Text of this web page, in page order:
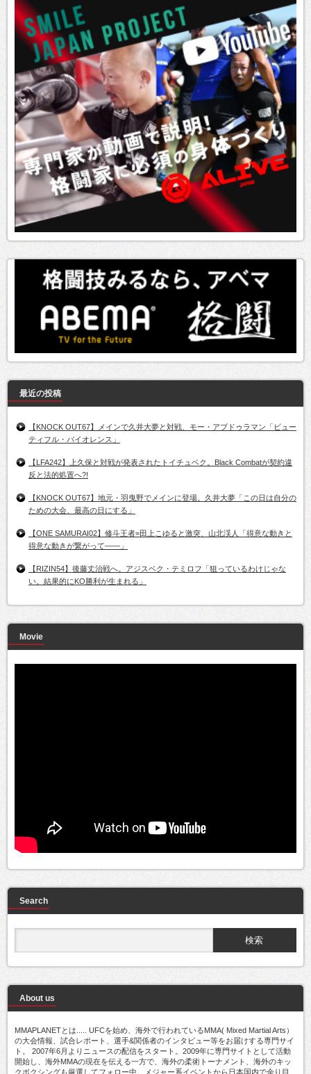
最近の投稿
【KNOCK OUT67】メインで久井大夢と対戦、モー・アブドゥラマン「ビュー
ティフル・バイオレンス」
【LFA242】上久保と対戦が発表されたトイチュベク。Black Combatが契約違
反と法的処置へ?!
【KNOCK OUT67】地元・羽曳野でメインに登場。久井大夢「この日は自分の
ための大会、最高の日にする」
【ONE SAMURAI02】修斗王者=田上こゆると激突、山北渓人「得意な動きと
得意な動きが繋がって――」
【RIZIN54】後藤丈治戦へ。アジスベク・テミロフ「狙っているわけじゃな
い。結果的にKO勝利が生まれる」
Movie
Search
About us
MMAPLANETとは..... UFCを始め、海外で行われているMMA( Mixed Martial Arts）
の大会情報、試合レポート、選手&関係者のインタビュー等をお届けする専門サイ
ト。 2007年6月よりニュースの配信をスタート。2009年に専門サイトとして活動
開始し、海外MMAの現在を伝える一方で、海外の柔術トーナメント、海外のキッ
クボクシングも厳選してフォロー中。メジャー系イベントから日本国内で余り目